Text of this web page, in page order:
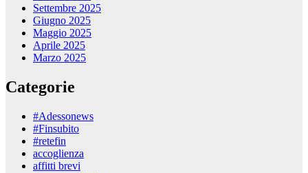
Settembre 2025
Giugno 2025
Maggio 2025
Aprile 2025
Marzo 2025
Categorie
#Adessonews
#Finsubito
#retefin
accoglienza
affitti brevi